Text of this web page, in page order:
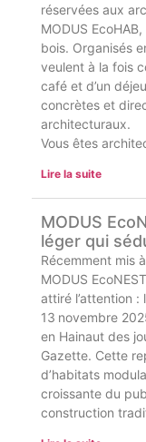
réservées aux
MODUS
bois. Organisés
veulent à la fois
café et d’un
concrètes et
architecturaux.
Vous êtes
Lire la suite
MODUS
léger qui
Récemment mis
MODUS
attiré l’attention
13 novembre
en Hainaut des
Gazette. Cette
d’habitats
croissante du
construction